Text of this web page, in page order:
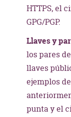
HTTPS, el
GPG/PGP.
Llaves y
los pares
llaves
ejemplos
punta y el